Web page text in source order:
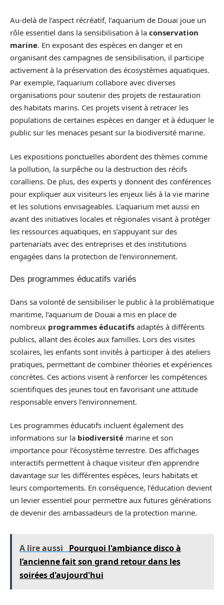
Au-delà de l’aspect récréatif, l’aquarium de Douai joue un
rôle essentiel dans la sensibilisation à la conservation
marine. En exposant des espèces en danger et en
organisant des campagnes de sensibilisation, il participe
activement à la préservation des écosystèmes aquatiques.
Par exemple, l’aquarium collabore avec diverses
organisations pour soutenir des projets de restauration
des habitats marins. Ces projets visent à retracer les
populations de certaines espèces en danger et à éduquer le
public sur les menaces pesant sur la biodiversité marine.
Les expositions ponctuelles abordent des thèmes comme
la pollution, la surpêche ou la destruction des récifs
coralliens. De plus, des experts y donnent des conférences
pour expliquer aux visiteurs les enjeux liés à la vie marine
et les solutions envisageables. L’aquarium met aussi en
avant des initiatives locales et régionales visant à protéger
les ressources aquatiques, en s’appuyant sur des
partenariats avec des entreprises et des institutions
engagées dans la protection de l’environnement.
Des programmes éducatifs variés
Dans sa volonté de sensibiliser le public à la problématique
maritime, l’aquarium de Douai a mis en place de
nombreux programmes éducatifs adaptés à différents
publics, allant des écoles aux familles. Lors des visites
scolaires, les enfants sont invités à participer à des ateliers
pratiques, permettant de combiner théories et expériences
concrètes. Ces actions visent à renforcer les compétences
scientifiques des jeunes tout en favorisant une attitude
responsable envers l’environnement.
Les programmes éducatifs incluent également des
informations sur la biodiversité marine et son
importance pour l’écosystème terrestre. Des affichages
interactifs permettent à chaque visiteur d’en apprendre
davantage sur les différentes espèces, leurs habitats et
leurs comportements. En conséquence, l’éducation devient
un levier essentiel pour permettre aux futures générations
de devenir des ambassadeurs de la protection marine.
A lire aussi
Pourquoi l'ambiance disco à
l’ancienne fait son grand retour dans les
soirées d'aujourd'hui